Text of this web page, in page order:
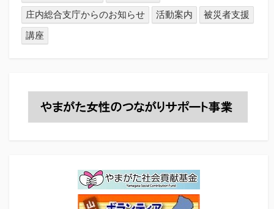
庄内総合支庁からのお知らせ
活動案内
被災者支援
講座